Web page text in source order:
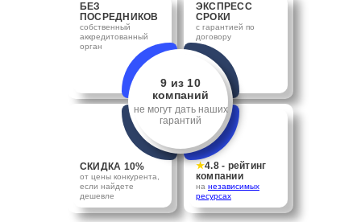
БЕЗ
ПОСРЕДНИКОВ
собственный
аккредитованный
орган
ЭКСПРЕСС
СРОКИ
с гарантией по
договору
9 из 10
компаний
не могут дать наших
гарантий
СКИДКА 10%
от цены конкурента,
если найдете
дешевле
★4.8 - рейтинг
компании
на независимых
ресурсах